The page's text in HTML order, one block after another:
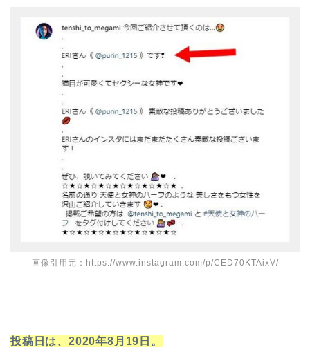
画像引用元：https://www.instagram.com/p/CED70KTAixV/
投稿日は、2020年8月19日。